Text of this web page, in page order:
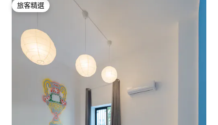
旅客精選
旅客精選